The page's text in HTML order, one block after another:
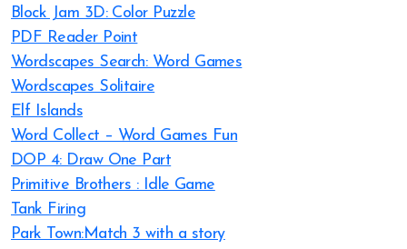
Block Jam 3D: Color Puzzle
PDF Reader Point
Wordscapes Search: Word Games
Wordscapes Solitaire
Elf Islands
Word Collect – Word Games Fun
DOP 4: Draw One Part
Primitive Brothers : Idle Game
Tank Firing
Park Town:Match 3 with a story